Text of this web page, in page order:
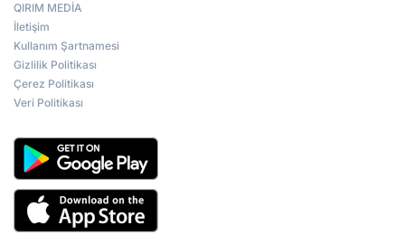
QIRIM MEDİA
İletişim
Kullanım Şartnamesi
Gizlilik Politikası
Çerez Politikası
Veri Politikası